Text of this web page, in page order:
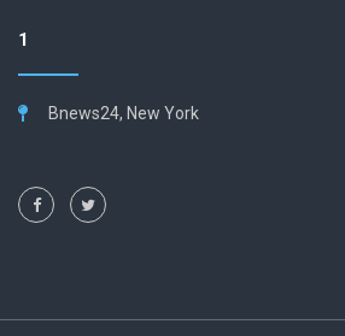
1
Bnews24, New York